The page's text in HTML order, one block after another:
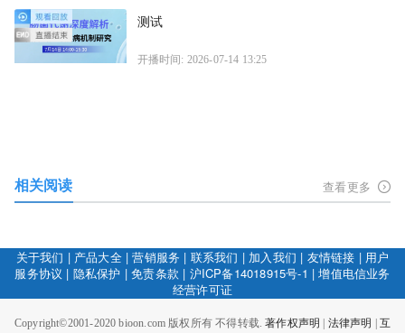
测试
开播时间: 2026-07-14 13:25
相关阅读 查看更多
关于我们 | 产品大全|营销服务 | 联系我们 | 加入我们 | 友情链接 | 用户
服务协议 | 隐私保护 |免责条款 | 沪ICP备14018915号-1 |增值电信业务
经营许可证
Copyright©2001-2020 bioon.com 版权所有 不得转载.著作权声明 | 法律声明 | 互